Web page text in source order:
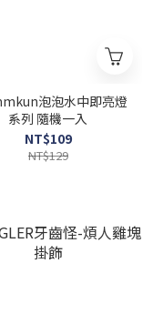
泡泡水中即亮燈
系列 隨機一入
NT$109
NT$129